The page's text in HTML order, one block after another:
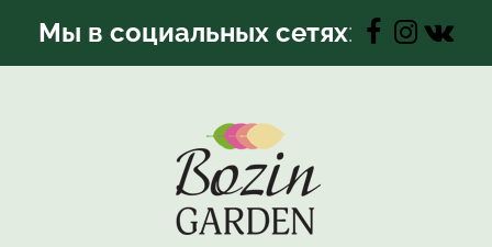
Мы в социальных сетях: